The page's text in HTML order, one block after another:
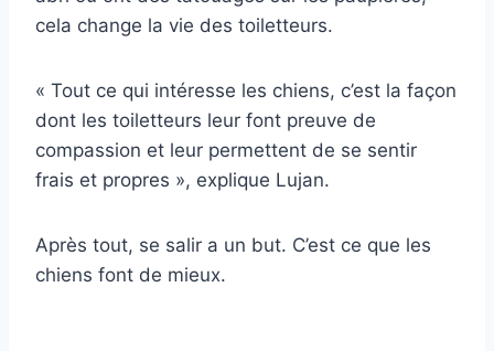
cela change la vie des toiletteurs.
« Tout ce qui intéresse les chiens, c’est la façon
dont les toiletteurs leur font preuve de
compassion et leur permettent de se sentir
frais et propres », explique Lujan.
Après tout, se salir a un but. C’est ce que les
chiens font de mieux.